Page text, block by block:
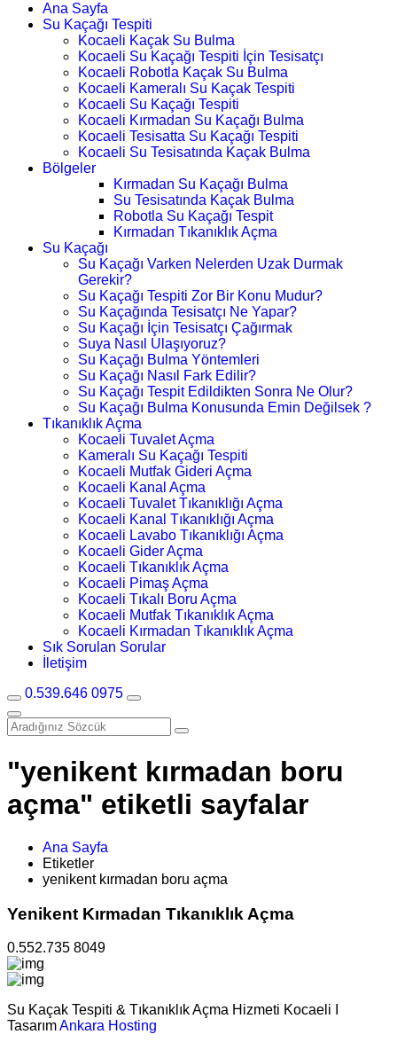
Ana Sayfa
Su Kaçağı Tespiti
Kocaeli Kaçak Su Bulma
Kocaeli Su Kaçağı Tespiti İçin Tesisatçı
Kocaeli Robotla Kaçak Su Bulma
Kocaeli Kameralı Su Kaçak Tespiti
Kocaeli Su Kaçağı Tespiti
Kocaeli Kırmadan Su Kaçağı Bulma
Kocaeli Tesisatta Su Kaçağı Tespiti
Kocaeli Su Tesisatında Kaçak Bulma
Bölgeler
Kırmadan Su Kaçağı Bulma
Su Tesisatında Kaçak Bulma
Robotla Su Kaçağı Tespit
Kırmadan Tıkanıklık Açma
Su Kaçağı
Su Kaçağı Varken Nelerden Uzak Durmak
Gerekir?
Su Kaçağı Tespiti Zor Bir Konu Mudur?
Su Kaçağında Tesisatçı Ne Yapar?
Su Kaçağı İçin Tesisatçı Çağırmak
Suya Nasıl Ulaşıyoruz?
Su Kaçağı Bulma Yöntemleri
Su Kaçağı Nasıl Fark Edilir?
Su Kaçağı Tespit Edildikten Sonra Ne Olur?
Su Kaçağı Bulma Konusunda Emin Değilsek ?
Tıkanıklık Açma
Kocaeli Tuvalet Açma
Kameralı Su Kaçağı Tespiti
Kocaeli Mutfak Gideri Açma
Kocaeli Kanal Açma
Kocaeli Tuvalet Tıkanıklığı Açma
Kocaeli Kanal Tıkanıklığı Açma
Kocaeli Lavabo Tıkanıklığı Açma
Kocaeli Gider Açma
Kocaeli Tıkanıklık Açma
Kocaeli Pimaş Açma
Kocaeli Tıkalı Boru Açma
Kocaeli Mutfak Tıkanıklık Açma
Kocaeli Kırmadan Tıkanıklık Açma
Sık Sorulan Sorular
İletişim
0.539.646 0975
"yenikent kırmadan boru
açma" etiketli sayfalar
Ana Sayfa
Etiketler
yenikent kırmadan boru açma
Yenikent Kırmadan Tıkanıklık Açma
0.552.735 8049
Su Kaçak Tespiti & Tıkanıklık Açma Hizmeti Kocaeli I
TasarımAnkara Hosting